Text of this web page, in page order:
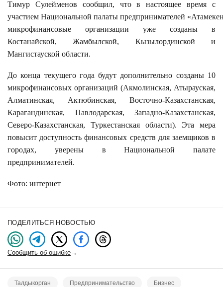
Тимур Сулейменов сообщил, что в настоящее время с
участием Национальной палаты предпринимателей
микрофинансовые организации уже созданы в
Костанайской, Жамбылской, Кызылординской и
Мангистауской области.
До конца текущего года будут дополнительно созданы 10
микрофинансовых организаций (Акмолинская, Атырауская,
Алматинская, Актюбинская, Восточно-Казахстанская,
Карагандинская, Павлодарская, Западно-Казахстанская,
Северо-Казахстанская, Туркестанская области). Эта мера
повысит доступность финансовых средств для заемщиков в
городах, уверены в Национальной палате
предпринимателей.
Фото: интернет
ПОДЕЛИТЬСЯ НОВОСТЬЮ
Сообщить об ошибке→
Талдыкорган Предпринимательство Бизнес